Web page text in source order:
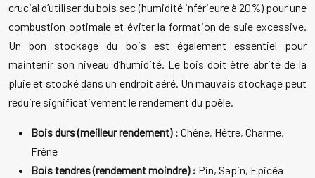
crucial d’utiliser du bois sec (humidité inférieure à 20%) pour une
combustion optimale et éviter la formation de suie excessive.
Un bon stockage du bois est également essentiel pour
maintenir son niveau d’humidité. Le bois doit être abrité de la
pluie et stocké dans un endroit aéré. Un mauvais stockage peut
réduire significativement le rendement du poêle.
Bois durs (meilleur rendement) : Chêne, Hêtre, Charme,
Frêne
Bois tendres (rendement moindre) : Pin, Sapin, Epicéa